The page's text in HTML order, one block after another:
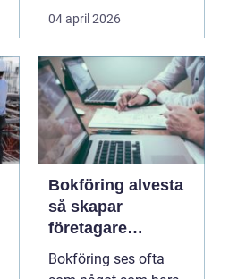
fr...
04 april 2026
Bokföring alvesta
så skapar
företagare
trygghet och
kontroll i vardagen
Bokföring ses ofta